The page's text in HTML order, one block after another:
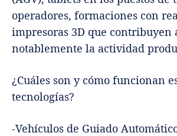
operadores, formaciones con
impresoras 3D que contribuyen
notablemente la actividad
¿Cuáles son y cómo funcionan
tecnologías?
-Vehículos de Guiado